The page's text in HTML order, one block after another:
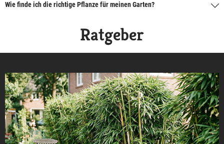
Wie finde ich die richtige Pflanze für meinen Garten?
Ratgeber